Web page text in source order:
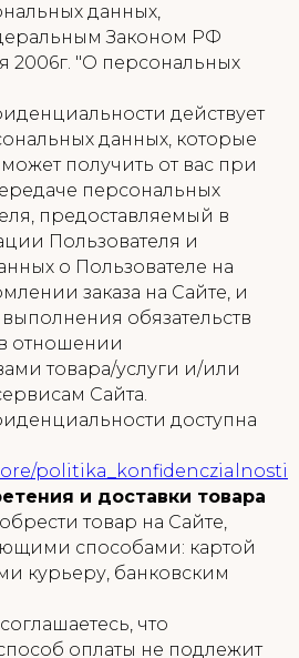
данных,
Законом РФ
2006г. "О персональных
действует
данных, которые
получить от вас при
персональных
предоставляемый в
Пользователя и
о Пользователе на
заказа на Сайте, и
обязательств
отношении
товара/услуги и/или
Сайта.
доступна
/politika_konfidenczialnosti
и доставки товара
товар на Сайте,
способами: картой
курьеру, банковским
что
оплаты не подлежит